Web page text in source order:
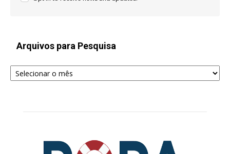
Arquivos para Pesquisa
Arquivos
para